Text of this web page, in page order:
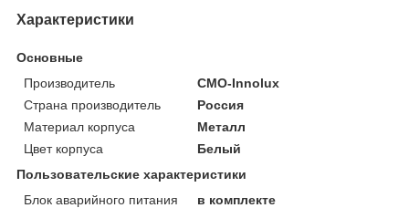
Характеристики
Основные
Производитель
CMO-Innolux
Страна производитель
Россия
Материал корпуса
Металл
Цвет корпуса
Белый
Пользовательские характеристики
Блок аварийного питания
в комплекте